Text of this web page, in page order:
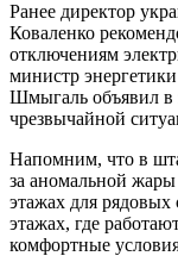
Ранее директор
Коваленко
отключениям
министр
Шмыгаль объявил в
чрезвычайной
Напомним, что в
за аномальной
этажах для рядовых
этажах, где
комфортные